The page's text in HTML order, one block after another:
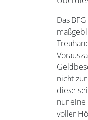
Das
nicht
diese
nur eine
voller